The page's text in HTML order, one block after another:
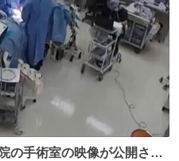
の手術室の映像が公開され